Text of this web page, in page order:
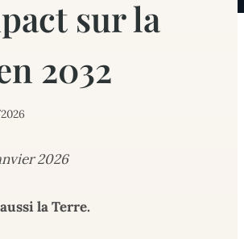
sur la
2032
2026
la Terre.